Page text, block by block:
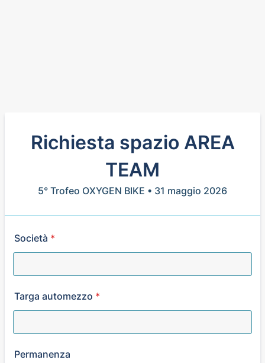
Richiesta spazio AREA
TEAM
5° Trofeo OXYGEN BIKE • 31 maggio 2026
Società *
Targa automezzo *
Permanenza